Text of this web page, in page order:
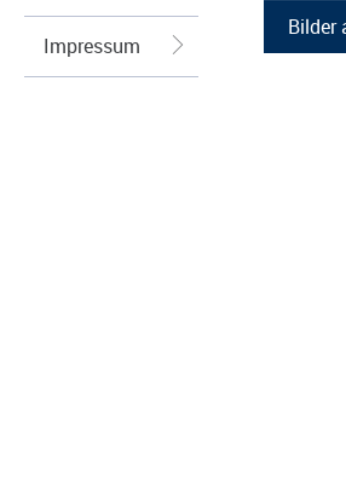
Impressum
Grafiken